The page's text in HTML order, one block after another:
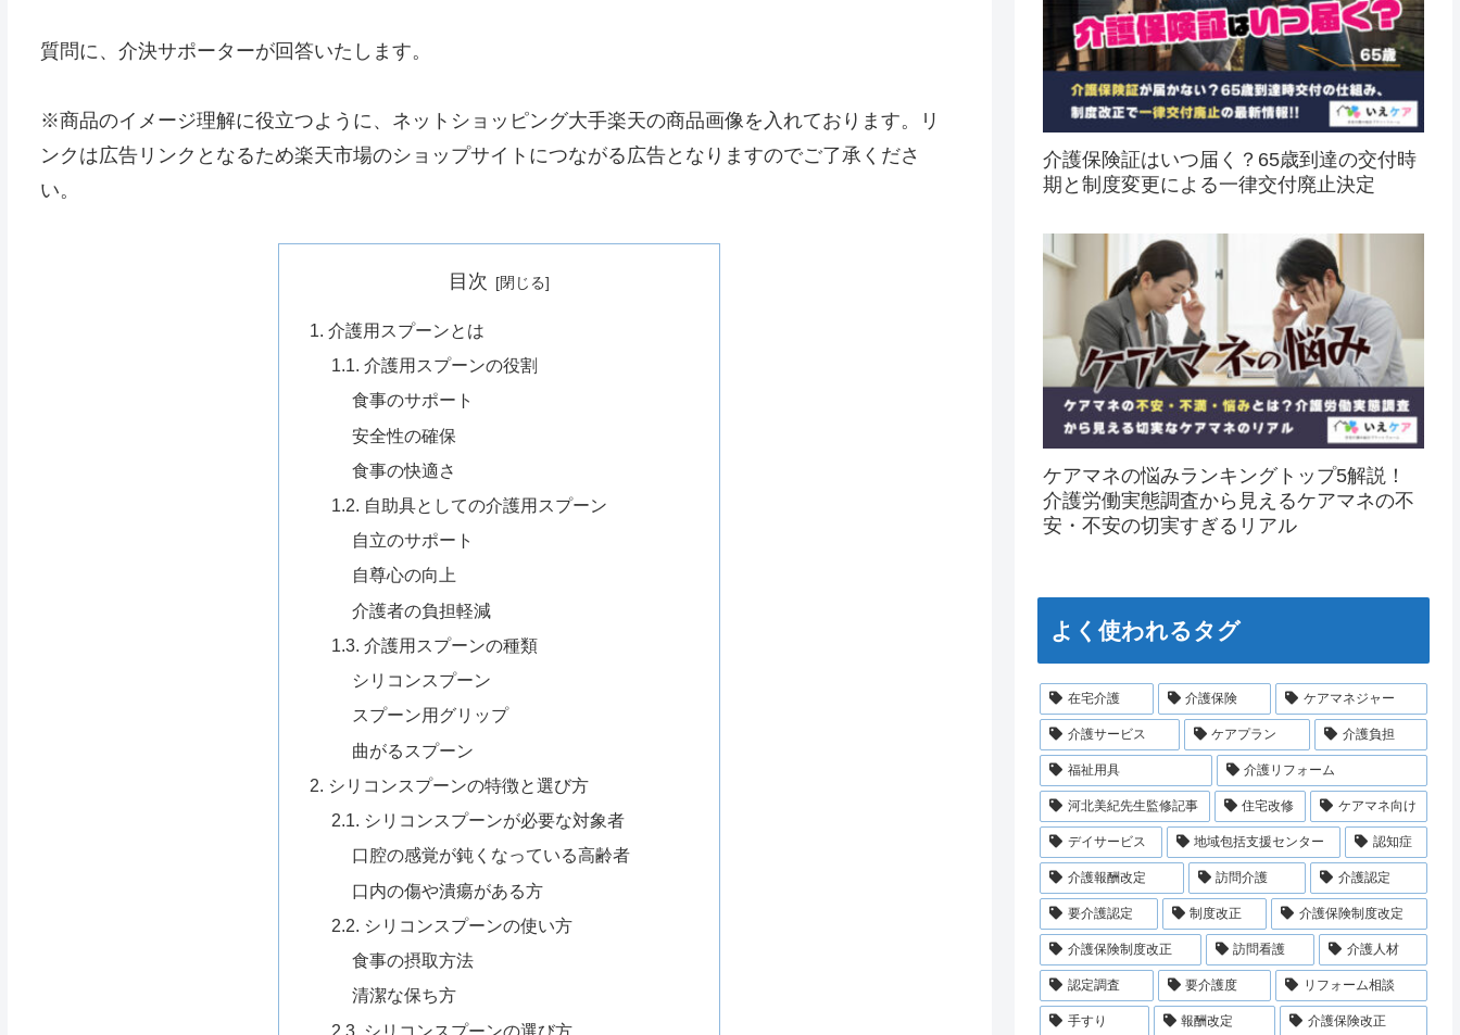
質問に、介決サポーターが回答いたします。
※商品のイメージ理解に役立つように、ネットショッピング大手楽天の商品画像を入れております。リ
ンクは広告リンクとなるため楽天市場のショップサイトにつながる広告となりますのでご了承くださ
い。
目次
1. 介護用スプーンとは
1.1. 介護用スプーンの役割
食事のサポート
安全性の確保
食事の快適さ
1.2. 自助具としての介護用スプーン
自立のサポート
自尊心の向上
介護者の負担軽減
1.3. 介護用スプーンの種類
シリコンスプーン
スプーン用グリップ
曲がるスプーン
2. シリコンスプーンの特徴と選び方
2.1. シリコンスプーンが必要な対象者
口腔の感覚が鈍くなっている高齢者
口内の傷や潰瘍がある方
2.2. シリコンスプーンの使い方
食事の摂取方法
清潔な保ち方
2.3. シリコンスプーンの選び方
介護保険証はいつ届く？65歳到達の交付時
期と制度変更による一律交付廃止決定
ケアマネの悩みランキングトップ5解説！
介護労働実態調査から見えるケアマネの不
安・不安の切実すぎるリアル
よく使われるタグ
在宅介護 介護保険 ケアマネジャー
介護サービス ケアプラン 介護負担
福祉用具 介護リフォーム
河北美紀先生監修記事 住宅改修 ケアマネ向け
デイサービス 地域包括支援センター 認知症
介護報酬改定 訪問介護 介護認定
要介護認定 制度改正 介護保険制度改定
介護保険制度改正 訪問看護 介護人材
認定調査 要介護度 リフォーム相談
手すり 報酬改定 介護保険改正